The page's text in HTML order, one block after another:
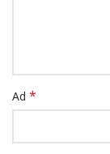
Ad *